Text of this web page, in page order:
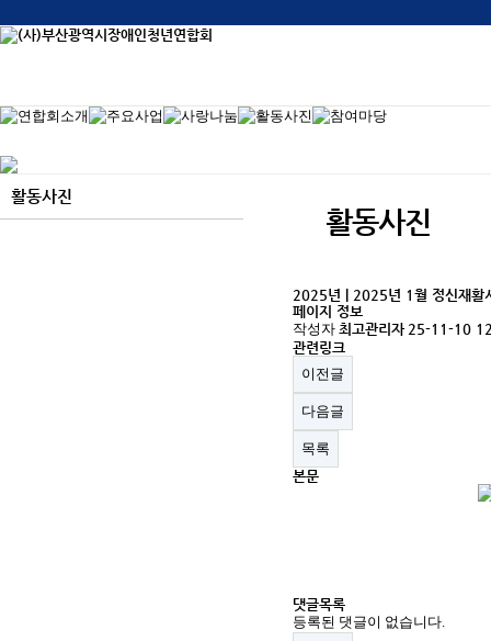
문
바
기
활동사진
활동사진
2025년 | 2025년 1월 정신재활
페이지 정보
작성자 최고관리자 25-11-10
관련링크
이전글
다음글
목록
본문
댓글목록
등록된 댓글이 없습니다.